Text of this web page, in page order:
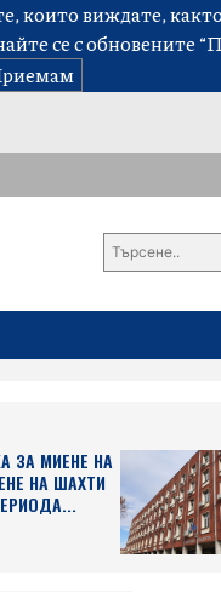
които виждате,
се с обновените
ЗА МИЕНЕ НА
НА ШАХТИ